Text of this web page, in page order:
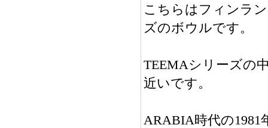
こちらはフィンラ
ズのボウルです。
TEEMAシリーズの
近いです。
ARABIA時代の